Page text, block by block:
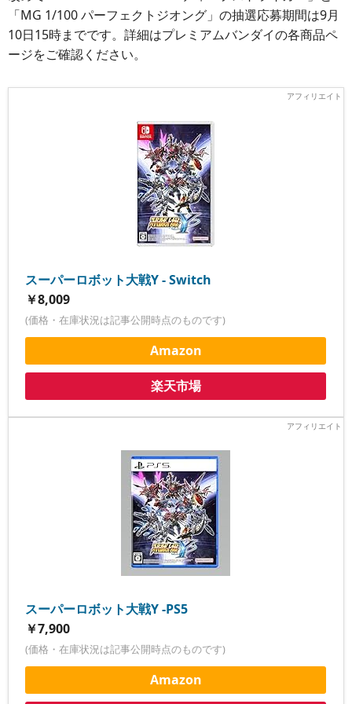
「MG 1/100 パーフェクトジオング」の抽選応募期間は9月
10日15時までです。詳細はプレミアムバンダイの各商品ペ
ージをご確認ください。
スーパーロボット大戦Y - Switch
￥8,009
(価格・在庫状況は記事公開時点のものです)
Amazon
楽天市場
スーパーロボット大戦Y -PS5
￥7,900
(価格・在庫状況は記事公開時点のものです)
Amazon